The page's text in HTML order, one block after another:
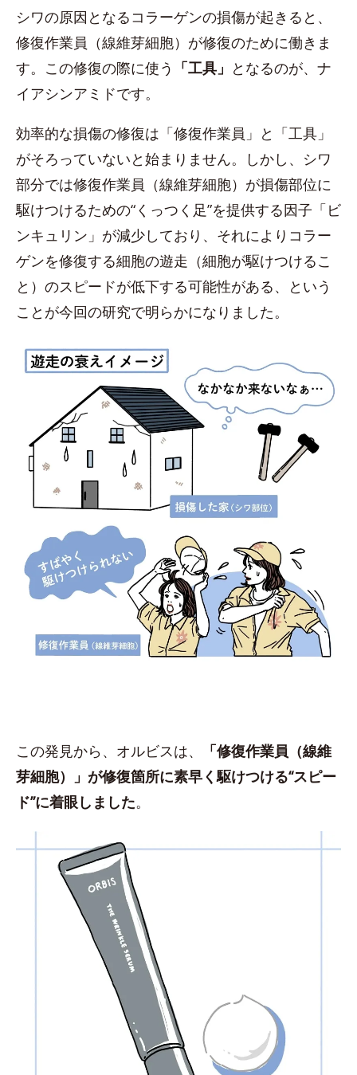
シワの原因となるコラーゲンの損傷が起きると、
修復作業員（線維芽細胞）が修復のために働きま
す。この修復の際に使う 「工具」 となるのが、ナ
イアシンアミドです。
効率的な損傷の修復は「修復作業員」と「工具」
がそろっていないと始まりません。しかし、シワ
部分では修復作業員（線維芽細胞）が損傷部位に
駆けつけるための“くっつく足”を提供する因子「ビ
ンキュリン」が減少しており、それによりコラー
ゲンを修復する細胞の遊走（細胞が駆けつけるこ
と）のスピードが低下する可能性がある、という
ことが今回の研究で明らかになりました。
この発見から、オルビスは、
「修復作業員（線維
芽細胞）」が修復箇所に素早く駆けつける“スピー
ド”に着眼しました。